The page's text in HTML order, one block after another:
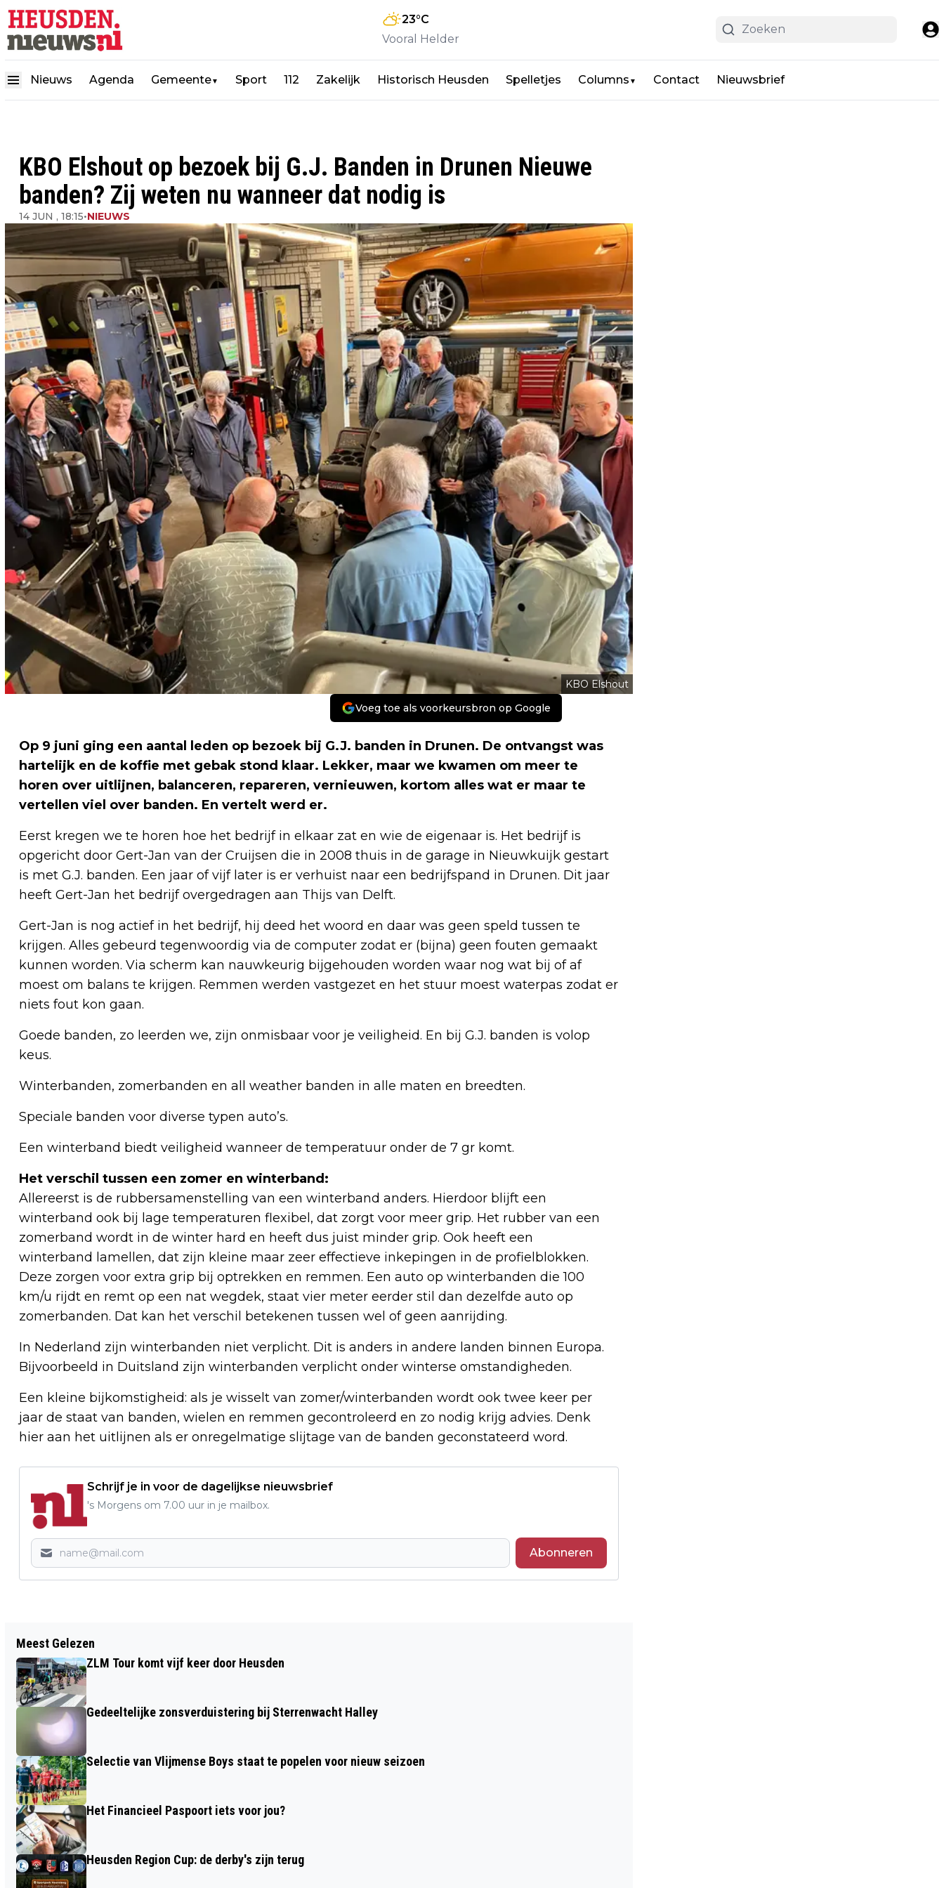
23°C
Vooral Helder
Nieuws Agenda Gemeente▼ Sport 112 Zakelijk Historisch Heusden Spelletjes Columns ▼ Contact Nieuwsbrief
KBO Elshout op bezoek bij G.J. Banden in Drunen Nieuwe
banden? Zij weten nu wanneer dat nodig is
14 JUN , 18:15•NIEUWS
KBO Elshout
Voeg toe als voorkeursbron op Google
Op 9 juni ging een aantal leden op bezoek bij G.J. banden in Drunen. De ontvangst was
hartelijk en de koffie met gebak stond klaar. Lekker, maar we kwamen om meer te
horen over uitlijnen, balanceren, repareren, vernieuwen, kortom alles wat er maar te
vertellen viel over banden. En vertelt werd er.
Eerst kregen we te horen hoe het bedrijf in elkaar zat en wie de eigenaar is. Het bedrijf is
opgericht door Gert-Jan van der Cruijsen die in 2008 thuis in de garage in Nieuwkuijk gestart
is met G.J. banden. Een jaar of vijf later is er verhuist naar een bedrijfspand in Drunen. Dit jaar
heeft Gert-Jan het bedrijf overgedragen aan Thijs van Delft.
Gert-Jan is nog actief in het bedrijf, hij deed het woord en daar was geen speld tussen te
krijgen. Alles gebeurd tegenwoordig via de computer zodat er (bijna) geen fouten gemaakt
kunnen worden. Via scherm kan nauwkeurig bijgehouden worden waar nog wat bij of af
moest om balans te krijgen. Remmen werden vastgezet en het stuur moest waterpas zodat er
niets fout kon gaan.
Goede banden, zo leerden we, zijn onmisbaar voor je veiligheid. En bij G.J. banden is volop
keus.
Winterbanden, zomerbanden en all weather banden in alle maten en breedten.
Speciale banden voor diverse typen auto’s.
Een winterband biedt veiligheid wanneer de temperatuur onder de 7 gr komt.
Het verschil tussen een zomer en winterband:
Allereerst is de rubbersamenstelling van een winterband anders. Hierdoor blijft een
winterband ook bij lage temperaturen flexibel, dat zorgt voor meer grip. Het rubber van een
zomerband wordt in de winter hard en heeft dus juist minder grip. Ook heeft een
winterband lamellen, dat zijn kleine maar zeer effectieve inkepingen in de profielblokken.
Deze zorgen voor extra grip bij optrekken en remmen. Een auto op winterbanden die 100
km/u rijdt en remt op een nat wegdek, staat vier meter eerder stil dan dezelfde auto op
zomerbanden. Dat kan het verschil betekenen tussen wel of geen aanrijding.
In Nederland zijn winterbanden niet verplicht. Dit is anders in andere landen binnen Europa.
Bijvoorbeeld in Duitsland zijn winterbanden verplicht onder winterse omstandigheden.
Een kleine bijkomstigheid: als je wisselt van zomer/winterbanden wordt ook twee keer per
jaar de staat van banden, wielen en remmen gecontroleerd en zo nodig krijg advies. Denk
hier aan het uitlijnen als er onregelmatige slijtage van de banden geconstateerd word.
Schrijf je in voor de dagelijkse nieuwsbrief
's Morgens om 7.00 uur in je mailbox.
Abonneren
HET ADEMT TECHNIEK TIJDENS DE 8E
EDITIE VAN DE DAG VAN DE TECHNIEK
HEUSDEN
KAN!
Meest Gelezen
ZLM Tour komt vijf keer door Heusden
Gedeeltelijke zonsverduistering bij Sterrenwacht Halley
Selectie van Vlijmense Boys staat te popelen voor nieuw seizoen
Het Financieel Paspoort iets voor jou?
Heusden Region Cup: de derby's zijn terug